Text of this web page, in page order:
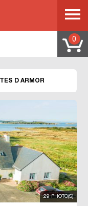
0
D ARMOR
29 PHOTO(S)